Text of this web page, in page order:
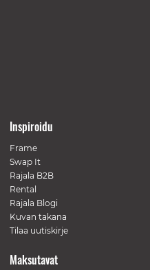
Inspiroidu
Frame
Swap It
Rajala B2B
Rental
Rajala Blogi
Kuvan takana
Tilaa uutiskirje
Maksutavat